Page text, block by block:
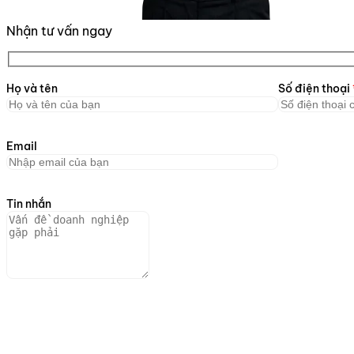
Nhận tư vấn ngay
Họ và tên Số điện thoại
Email
Tin nhắn